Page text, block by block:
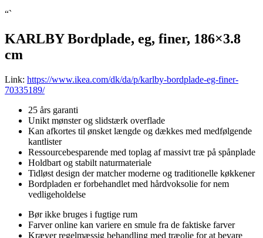
“`
KARLBY Bordplade, eg, finer, 186×3.8
cm
Link: https://www.ikea.com/dk/da/p/karlby-bordplade-eg-finer-
70335189/
25 års garanti
Unikt mønster og slidstærk overflade
Kan afkortes til ønsket længde og dækkes med medfølgende
kantlister
Ressourcebesparende med toplag af massivt træ på spånplade
Holdbart og stabilt naturmateriale
Tidløst design der matcher moderne og traditionelle køkkener
Bordpladen er forbehandlet med hårdvoksolie for nem
vedligeholdelse
Bør ikke bruges i fugtige rum
Farver online kan variere en smule fra de faktiske farver
Kræver regelmæssig behandling med træolie for at bevare